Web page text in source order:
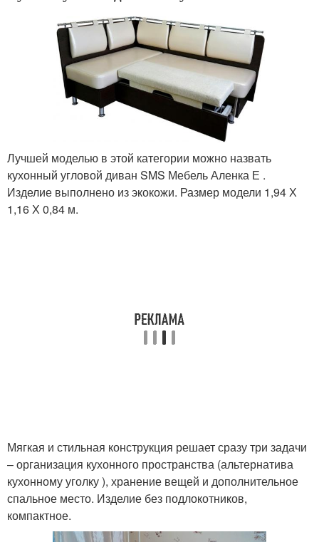
Лучшей моделью в этой категории можно назвать
кухонный угловой диван SMS Мебель Аленка Е .
Изделие выполнено из экокожи. Размер модели 1,94 Х
1,16 Х 0,84 м.
Мягкая и стильная конструкция решает сразу три задачи
– организация кухонного пространства (альтернатива
кухонному уголку ), хранение вещей и дополнительное
спальное место. Изделие без подлокотников,
компактное.